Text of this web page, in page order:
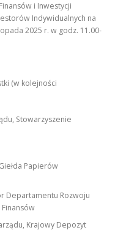
i Inwestycji
Indywidualnych na
2025 r. w godz. 11.00-
(w kolejności
Stowarzyszenie
Papierów
Departamentu Rozwoju
Krajowy Depozyt